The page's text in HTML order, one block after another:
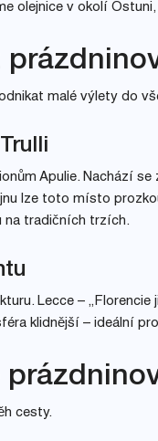
olejnice v okolí
malé výlety do
Apulie. Nachází
lze toto místo
na tradičních trzích.
Lecce –
klidnější – ideální
cesty.